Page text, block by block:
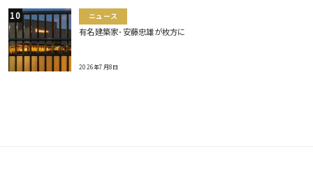
ニュース
有名建築家･安藤忠雄が枚方に
2026年7月8日